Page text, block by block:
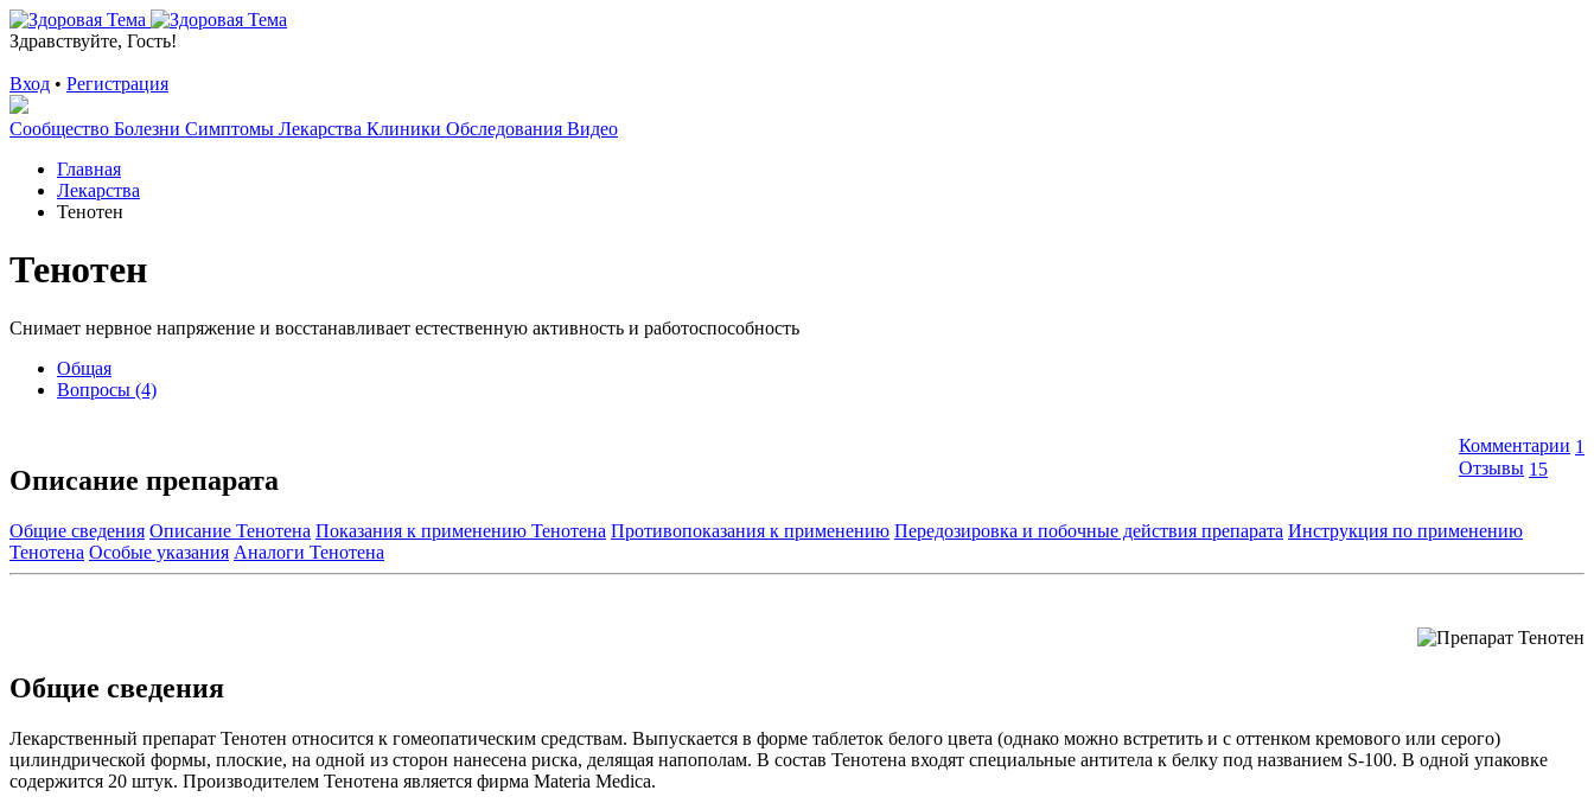
Здравствуйте, Гость!
Вход • Регистрация
Сообщество Болезни Симптомы Лекарства Клиники Обследования Видео
Главная
Лекарства
Тенотен
Тенотен
Снимает нервное напряжение и восстанавливает естественную активность и работоспособность
Общая
Вопросы (4)
Комментарии 1
Отзывы 15
Описание препарата
Общие сведения Описание Тенотена Показания к применению Тенотена Противопоказания к применению Передозировка и побочные действия препарата Инструкция по применению
Тенотена Особые указания Аналоги Тенотена
Общие сведения
Лекарственный препарат Тенотен относится к гомеопатическим средствам. Выпускается в форме таблеток белого цвета (однако можно встретить и с оттенком кремового или серого)
цилиндрической формы, плоские, на одной из сторон нанесена риска, делящая напополам. В состав Тенотена входят специальные антитела к белку под названием S-100. В одной упаковке
содержится 20 штук. Производителем Тенотена является фирма Materia Medica.